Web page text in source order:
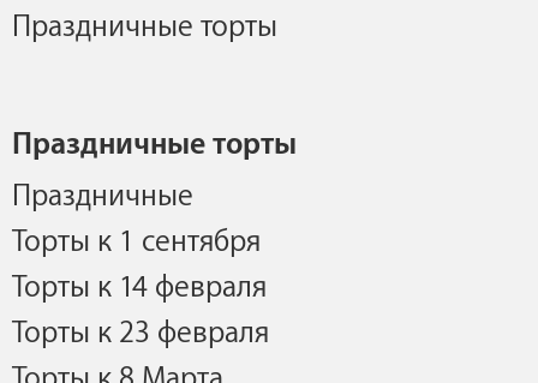
Праздничные торты
Праздничные торты
Праздничные
Торты к 1 сентября
Торты к 14 февраля
Торты к 23 февраля